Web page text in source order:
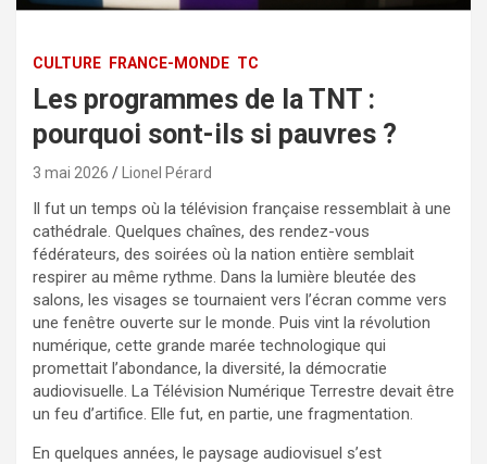
CULTURE FRANCE-MONDE TC
Les programmes de la TNT :
pourquoi sont-ils si pauvres ?
3 mai 2026 Lionel Pérard
Il fut un temps où la télévision française ressemblait à une
cathédrale. Quelques chaînes, des rendez-vous
fédérateurs, des soirées où la nation entière semblait
respirer au même rythme. Dans la lumière bleutée des
salons, les visages se tournaient vers l’écran comme vers
une fenêtre ouverte sur le monde. Puis vint la révolution
numérique, cette grande marée technologique qui
promettait l’abondance, la diversité, la démocratie
audiovisuelle. La Télévision Numérique Terrestre devait être
un feu d’artifice. Elle fut, en partie, une fragmentation.
En quelques années, le paysage audiovisuel s’est